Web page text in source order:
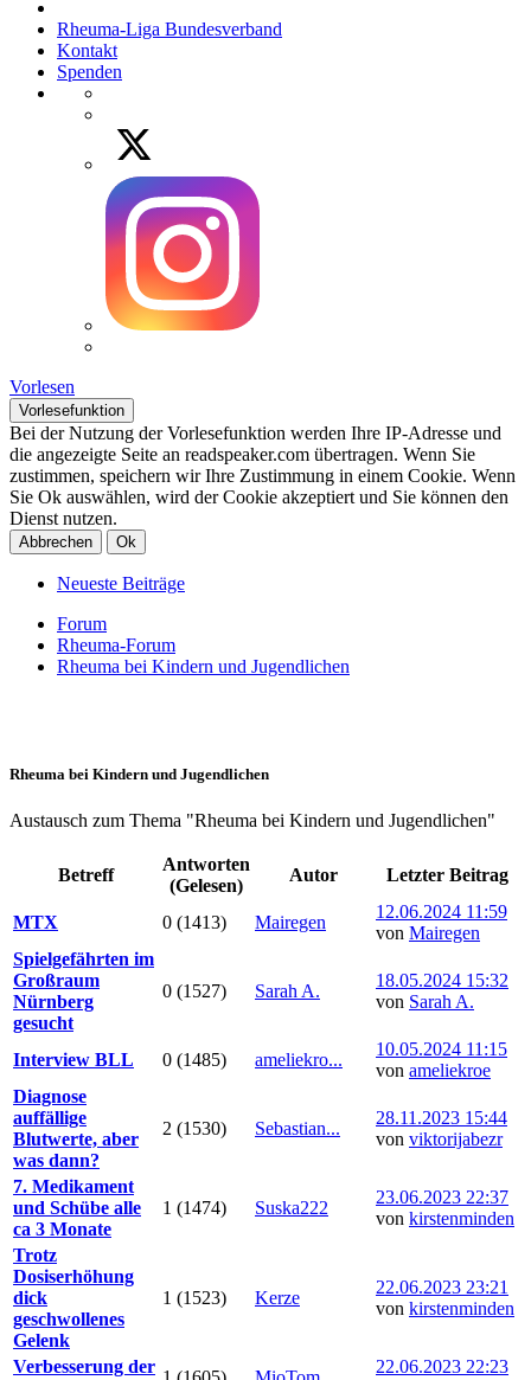
Rheuma-Liga Bundesverband
Kontakt
Spenden
Vorlesen
Vorlesefunktion
Bei der Nutzung der Vorlesefunktion werden Ihre IP-Adresse und
die angezeigte Seite an readspeaker.com übertragen. Wenn Sie
zustimmen, speichern wir Ihre Zustimmung in einem Cookie. Wenn
Sie Ok auswählen, wird der Cookie akzeptiert und Sie können den
Dienst nutzen.
Abbrechen Ok
Neueste Beiträge
Forum
Rheuma-Forum
Rheuma bei Kindern und Jugendlichen
Rheuma bei Kindern und Jugendlichen
Austausch zum Thema "Rheuma bei Kindern und Jugendlichen"
Betreff
Antworten
(Gelesen)
Autor Letzter Beitrag
MTX 0 (1413) Mairegen
12.06.2024 11:59
von Mairegen
Spielgefährten im
Großraum
Nürnberg
gesucht
0 (1527) Sarah A.
18.05.2024 15:32
von Sarah A.
Interview BLL 0 (1485) ameliekro...
10.05.2024 11:15
von ameliekroe
Diagnose
auffällige
Blutwerte, aber
was dann?
2 (1530) Sebastian...
28.11.2023 15:44
von viktorijabezr
7. Medikament
und Schübe alle
ca 3 Monate
1 (1474) Suska222
23.06.2023 22:37
von kirstenminden
Trotz
Dosiserhöhung
dick
geschwollenes
Gelenk
1 (1523) Kerze
22.06.2023 23:21
von kirstenminden
Verbesserung der
22.06.2023 22:23